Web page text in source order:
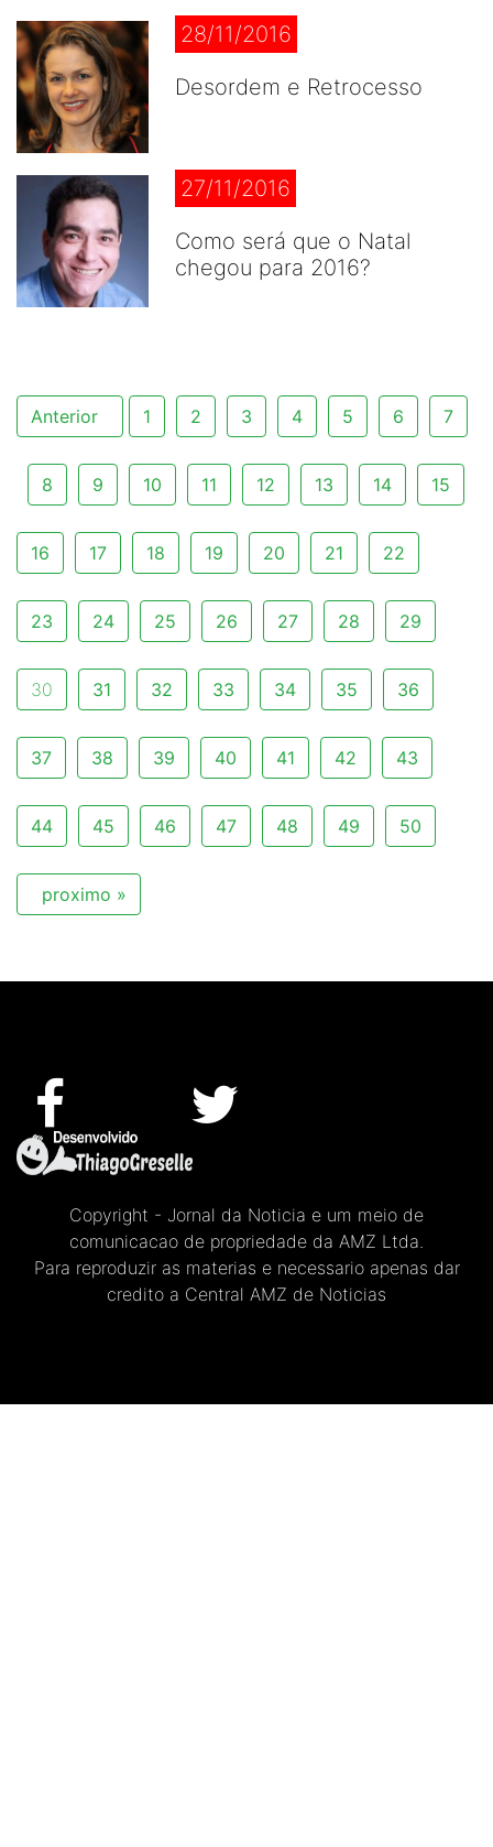
28/11/2016
Desordem e Retrocesso
27/11/2016
Como será que o Natal
chegou para 2016?
Anterior 1 2 3 4 5 6 7
8 9 10 11 12 13 14 15
16 17 18 19 20 21 22
23 24 25 26 27 28 29
30 31 32 33 34 35 36
37 38 39 40 41 42 43
44 45 46 47 48 49 50
proximo »
Copyright - Jornal da Noticia e um meio de
comunicacao de propriedade da AMZ Ltda.
Para reproduzir as materias e necessario apenas dar
credito a Central AMZ de Noticias